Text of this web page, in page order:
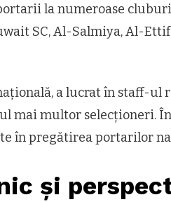
la numeroase
SC, Al-Salmiya, Al-
a lucrat în staff-ul
mai multor selecționeri.
în pregătirea portarilor
și